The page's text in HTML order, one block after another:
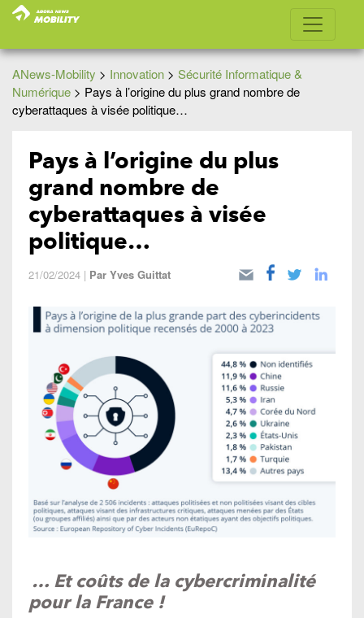
ANews-Mobility > Innovation > Sécurité Informatique &
Numérique > Pays à l’origine du plus grand nombre de
cyberattaques à visée politique…
Pays à l’origine du plus
grand nombre de
cyberattaques à visée
politique…
21/02/2024 | Par Yves Guittat
… Et coûts de la cybercriminalité
pour la France !